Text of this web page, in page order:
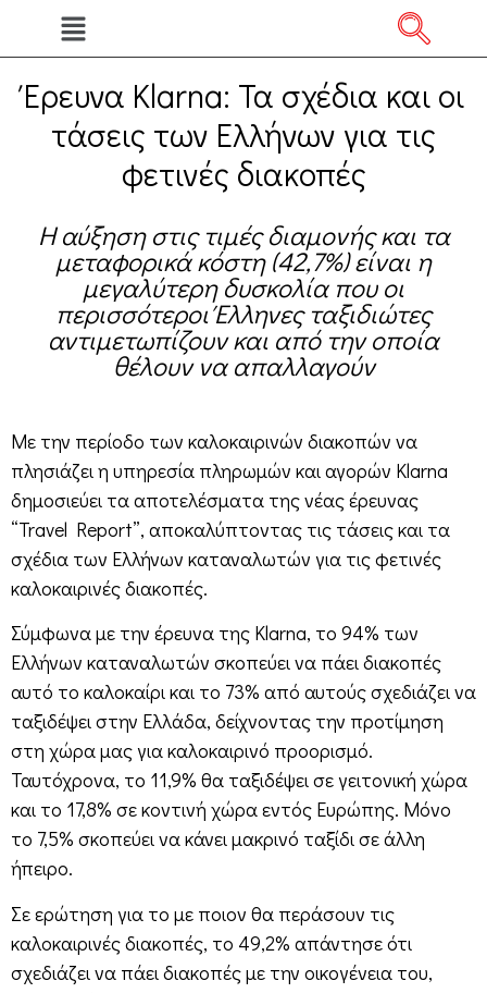
Έρευνα Klarna: Τα σχέδια και οι
τάσεις των Ελλήνων για τις
φετινές διακοπές
Η αύξηση στις τιμές διαμονής και τα
μεταφορικά κόστη (42,7%) είναι η
μεγαλύτερη δυσκολία που οι
περισσότεροι Έλληνες ταξιδιώτες
αντιμετωπίζουν και από την οποία
θέλουν να απαλλαγούν
Με την περίοδο των καλοκαιρινών διακοπών να
πλησιάζει η υπηρεσία πληρωμών και αγορών Klarna
δημοσιεύει τα αποτελέσματα της νέας έρευνας
“Travel Report”, αποκαλύπτοντας τις τάσεις και τα
σχέδια των Ελλήνων καταναλωτών για τις φετινές
καλοκαιρινές διακοπές.
Σύμφωνα με την έρευνα της Klarna, το 94% των
Ελλήνων καταναλωτών σκοπεύει να πάει διακοπές
αυτό το καλοκαίρι και το 73% από αυτούς σχεδιάζει να
ταξιδέψει στην Ελλάδα, δείχνοντας την προτίμηση
στη χώρα μας για καλοκαιρινό προορισμό.
Ταυτόχρονα, το 11,9% θα ταξιδέψει σε γειτονική χώρα
και το 17,8% σε κοντινή χώρα εντός Ευρώπης. Μόνο
το 7,5% σκοπεύει να κάνει μακρινό ταξίδι σε άλλη
ήπειρο.
Σε ερώτηση για το με ποιον θα περάσουν τις
καλοκαιρινές διακοπές, το 49,2% απάντησε ότι
σχεδιάζει να πάει διακοπές με την οικογένεια του,